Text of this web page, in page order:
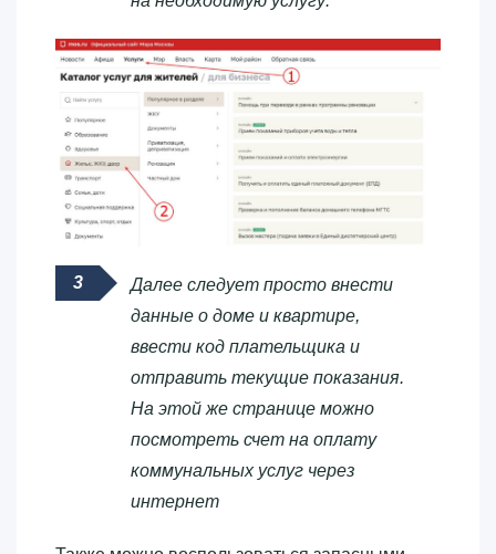
Далее следует просто внести
данные о доме и квартире,
ввести код плательщика и
отправить текущие показания.
На этой же странице можно
посмотреть счет на оплату
коммунальных услуг через
интернет